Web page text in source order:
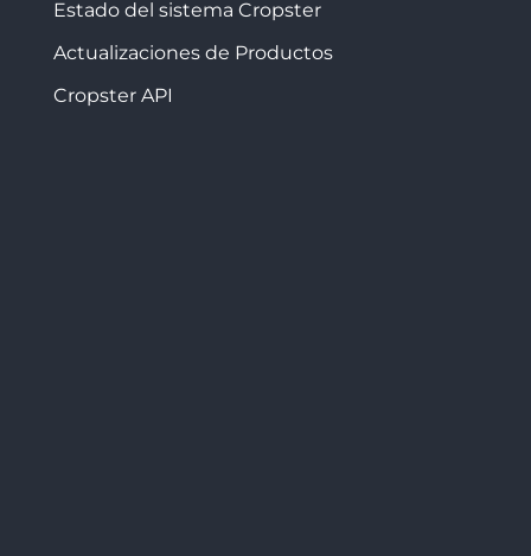
Estado del sistema Cropster
Actualizaciones de Productos
Cropster API